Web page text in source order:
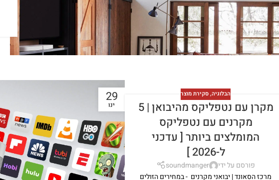
29
ינו
הבלוגיה,סקירת מוצר
מקרן עם נטפליקס מהיבואן | 5
מקרנים עם נטפליקס
המומלצים ביותר [ עדכני
ל-2026 ]
פורסם על ידי
soundmanger
מרכז הסאונד | יבואני מקרנים - במחירים הזולים